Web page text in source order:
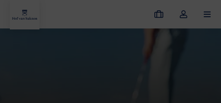
Mine
bookinger
Toggle
the